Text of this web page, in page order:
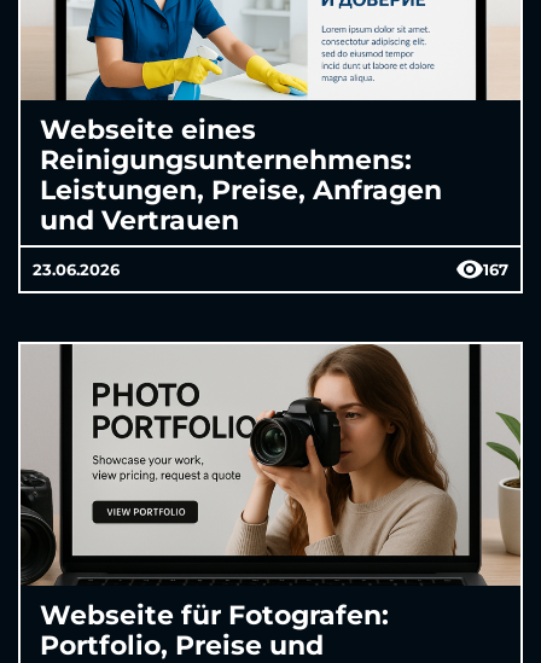
Webseite eines
Reinigungsunternehmens:
Leistungen, Preise, Anfragen
und Vertrauen
23.06.2026 167
Webseite für Fotografen:
Portfolio, Preise und